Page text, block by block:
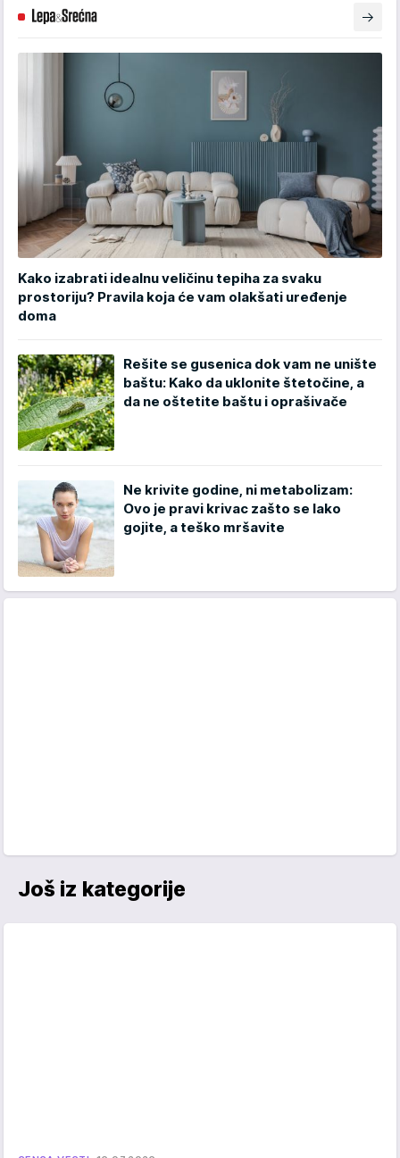
Kako izabrati idealnu veličinu tepiha za svaku
prostoriju? Pravila koja će vam olakšati uređenje
doma
Rešite se gusenica dok vam ne unište
baštu: Kako da uklonite štetočine, a
da ne oštetite baštu i oprašivače
Ne krivite godine, ni metabolizam:
Ovo je pravi krivac zašto se lako
gojite, a teško mršavite
Još iz kategorije